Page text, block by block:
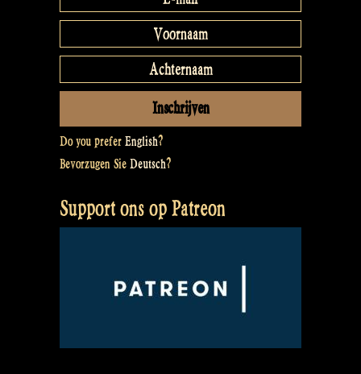
Do you prefer English?
Bevorzugen Sie Deutsch?
Support ons op Patreon